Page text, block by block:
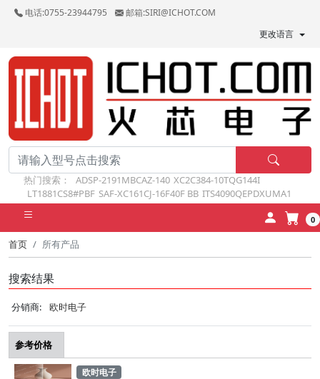
电话:0755-23944795
邮箱:SIRI@ICHOT.COM
更改语言
热门搜索： ADSP-2191MBCAZ-140 XC2C384-10TQG144I
LT1881CS8#PBF SAF-XC161CJ-16F40F BB ITS4090QEPDXUMA1
0
首页 所有产品
搜索结果
分销商: 欧时电子
参考价格
欧时电子